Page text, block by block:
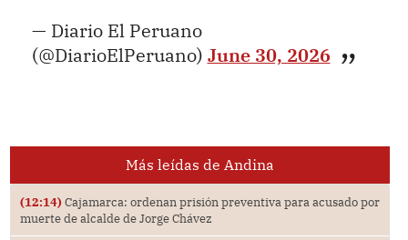
— Diario El Peruano
(@DiarioElPeruano) June 30, 2026
Más leídas de Andina
(12:14) Cajamarca: ordenan prisión preventiva para acusado por
muerte de alcalde de Jorge Chávez